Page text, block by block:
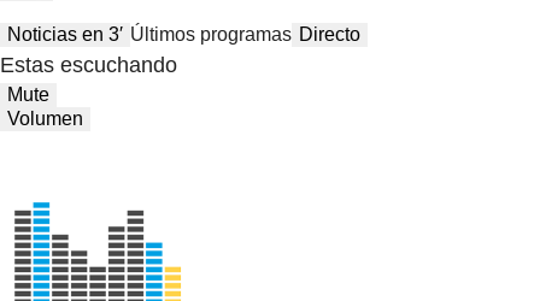
Noticias en 3′ Últimos programas Directo
Estas escuchando
Mute
Volumen